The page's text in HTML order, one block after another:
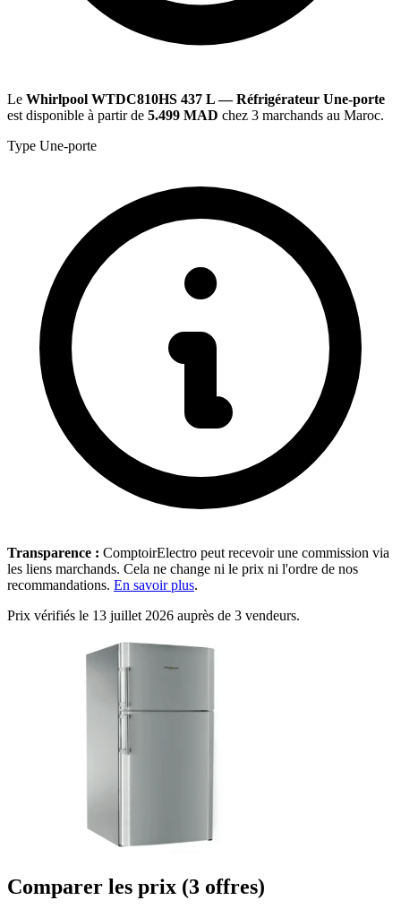
Le Whirlpool WTDC810HS 437 L — Réfrigérateur Une-porte
est disponible à partir de 5.499 MAD chez 3 marchands au Maroc.
Type Une-porte
Transparence : ComptoirElectro peut recevoir une commission via
les liens marchands. Cela ne change ni le prix ni l'ordre de nos
recommandations. En savoir plus.
Prix vérifiés le 13 juillet 2026 auprès de 3 vendeurs.
Comparer les prix (3 offres)